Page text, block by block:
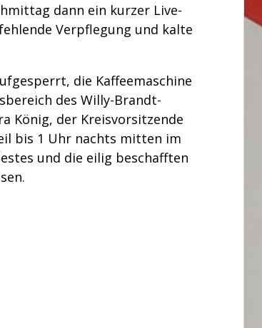
dann ein kurzer Live-
Verpflegung und kalte
die Kaffeemaschine
des Willy-Brandt-
König, der Kreisvorsitzende
bis 1 Uhr nachts mitten im
und die eilig beschafften